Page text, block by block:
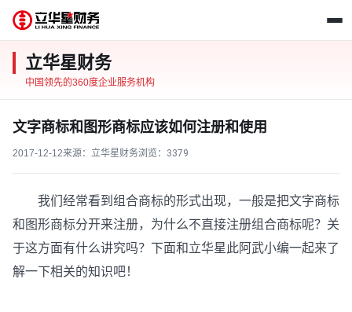
立华星财务
中国领先的360度企业服务机构
文字商标和图形商标应该如何注册和使用
2017-12-12来源：立华星财务浏览： 3379
我们经常看到组合商标的形式出现，一般是把文字商标
和图形商标分开来注册，为什么不直接注册组合商标呢？关
于这方面有什么讲究吗？下面和立华星此阿武小编一起来了
解一下相关的知识吧！